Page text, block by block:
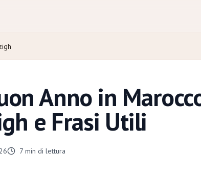
Anno in
e Frasi Utili
7 min di lettura